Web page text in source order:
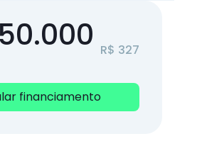
R$ 327
financiamento